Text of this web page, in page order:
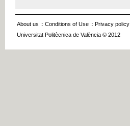
About us :: Conditions of Use :: Privacy policy
Universitat Politècnica de València © 2012